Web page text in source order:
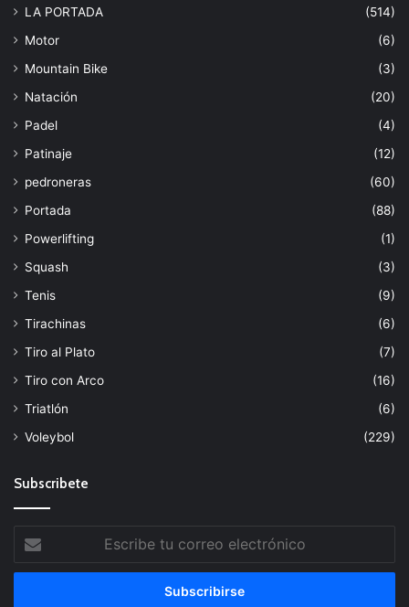
LA PORTADA
(514)
Motor
(6)
Mountain Bike
(3)
Natación
(20)
Padel
(4)
Patinaje
(12)
pedroneras
(60)
Portada
(88)
Powerlifting
(1)
Squash
(3)
Tenis
(9)
Tirachinas
(6)
Tiro al Plato
(7)
Tiro con Arco
(16)
Triatlón
(6)
Voleybol
(229)
Subscribete
Escribe
tu
correo